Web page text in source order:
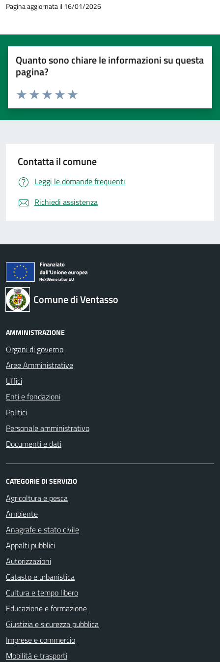
Pagina aggiornata il 16/01/2026
Quanto sono chiare le informazioni su questa
pagina?
Valuta 5 stelle su 5
Valuta 4 stelle su 5
Valuta 3 stelle su 5
Valuta 2 stelle su 5
Valuta 1 stelle su 5
Contatta il comune
Leggi le domande frequenti
Richiedi assistenza
Comune di Ventasso
AMMINISTRAZIONE
Organi di governo
Aree Amministrative
Uffici
Enti e fondazioni
Politici
Personale amministrativo
Documenti e dati
CATEGORIE DI SERVIZIO
Agricoltura e pesca
Ambiente
Anagrafe e stato civile
Appalti pubblici
Autorizzazioni
Catasto e urbanistica
Cultura e tempo libero
Educazione e formazione
Giustizia e sicurezza pubblica
Imprese e commercio
Mobilità e trasporti